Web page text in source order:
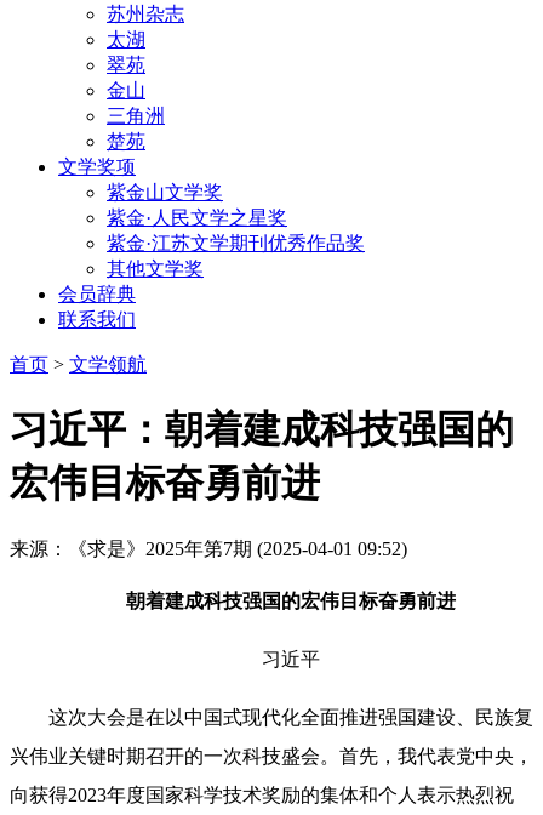
苏州杂志
太湖
翠苑
金山
三角洲
楚苑
文学奖项
紫金山文学奖
紫金·人民文学之星奖
紫金·江苏文学期刊优秀作品奖
其他文学奖
会员辞典
联系我们
首页 > 文学领航
习近平：朝着建成科技强国的
宏伟目标奋勇前进
来源：《求是》2025年第7期 (2025-04-01 09:52)
朝着建成科技强国的宏伟目标奋勇前进
习近平
这次大会是在以中国式现代化全面推进强国建设、民族复
兴伟业关键时期召开的一次科技盛会。首先，我代表党中央，
向获得2023年度国家科学技术奖励的集体和个人表示热烈祝